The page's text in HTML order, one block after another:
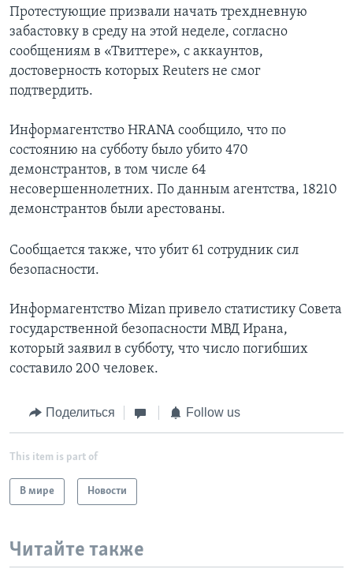
Протестующие призвали начать трехдневную
забастовку в среду на этой неделе, согласно
сообщениям в «Твиттере», с аккаунтов,
достоверность которых Reuters не смог
подтвердить.
Информагентство HRANA сообщило, что по
состоянию на субботу было убито 470
демонстрантов, в том числе 64
несовершеннолетних. По данным агентства, 18210
демонстрантов были арестованы.
Сообщается также, что убит 61 сотрудник сил
безопасности.
Информагентство Mizan привело статистику Совета
государственной безопасности МВД Ирана,
который заявил в субботу, что число погибших
составило 200 человек.
Поделиться Follow us
This item is part of
В мире Новости
Читайте также